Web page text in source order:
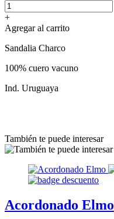
+
Agregar al carrito
Sandalia Charco
100% cuero vacuno
Ind. Uruguaya
También te puede interesar
Acordonado Elmo